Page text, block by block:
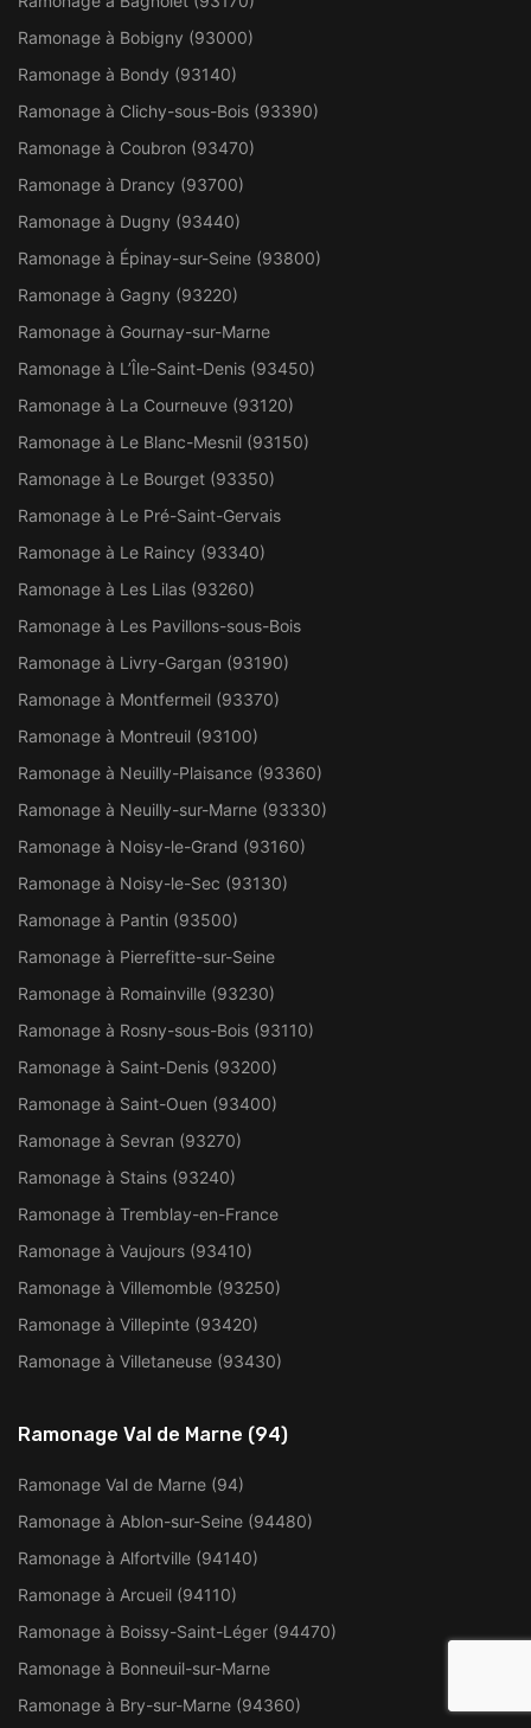
Ramonage à Bobigny (93000)
Ramonage à Bondy (93140)
Ramonage à Clichy-sous-Bois (93390)
Ramonage à Coubron (93470)
Ramonage à Drancy (93700)
Ramonage à Dugny (93440)
Ramonage à Épinay-sur-Seine (93800)
Ramonage à Gagny (93220)
Ramonage à Gournay-sur-Marne
Ramonage à L’Île-Saint-Denis (93450)
Ramonage à La Courneuve (93120)
Ramonage à Le Blanc-Mesnil (93150)
Ramonage à Le Bourget (93350)
Ramonage à Le Pré-Saint-Gervais
Ramonage à Le Raincy (93340)
Ramonage à Les Lilas (93260)
Ramonage à Les Pavillons-sous-Bois
Ramonage à Livry-Gargan (93190)
Ramonage à Montfermeil (93370)
Ramonage à Montreuil (93100)
Ramonage à Neuilly-Plaisance (93360)
Ramonage à Neuilly-sur-Marne (93330)
Ramonage à Noisy-le-Grand (93160)
Ramonage à Noisy-le-Sec (93130)
Ramonage à Pantin (93500)
Ramonage à Pierrefitte-sur-Seine
Ramonage à Romainville (93230)
Ramonage à Rosny-sous-Bois (93110)
Ramonage à Saint-Denis (93200)
Ramonage à Saint-Ouen (93400)
Ramonage à Sevran (93270)
Ramonage à Stains (93240)
Ramonage à Tremblay-en-France
Ramonage à Vaujours (93410)
Ramonage à Villemomble (93250)
Ramonage à Villepinte (93420)
Ramonage à Villetaneuse (93430)
Ramonage Val de Marne (94)
Ramonage Val de Marne (94)
Ramonage à Ablon-sur-Seine (94480)
Ramonage à Alfortville (94140)
Ramonage à Arcueil (94110)
Ramonage à Boissy-Saint-Léger (94470)
Ramonage à Bonneuil-sur-Marne
Ramonage à Bry-sur-Marne (94360)